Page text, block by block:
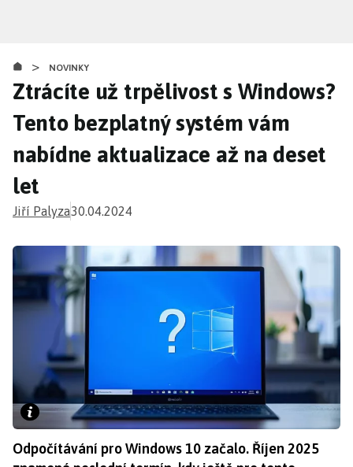
obsahu
> NOVINKY
Ztrácíte už trpělivost s Windows?
Tento bezplatný systém vám
nabídne aktualizace až na deset
let
Jiří Palyza30.04.2024
Odpočítávání pro Windows 10 začalo. Říjen 2025